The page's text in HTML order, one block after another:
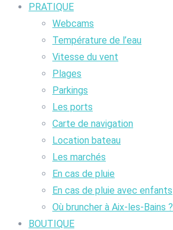
PRATIQUE
Webcams
Température de l’eau
Vitesse du vent
Plages
Parkings
Les ports
Carte de navigation
Location bateau
Les marchés
En cas de pluie
En cas de pluie avec enfants
Où bruncher à Aix-les-Bains ?
BOUTIQUE